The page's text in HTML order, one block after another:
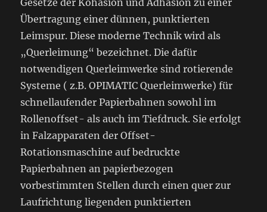
Gesetze der Kohäsion und Adhäsion zu einer
Übertragung einer dünnen, punktierten
Leimspur. Diese moderne Technik wird als
„Querleimung“ bezeichnet. Die dafür
notwendigen Querleimwerke sind rotierende
Systeme ( z.B. OPIMATIC Querleimwerke) für
schnellaufender Papierbahnen sowohl im
Rollenoffset- als auch im Tiefdruck. Sie erfolgt
in Falzapparaten der Offset-
Rotationsmaschine auf bedruckte
Papierbahnen an papierbezogen
vorbestimmten Stellen durch einen quer zur
Laufrichtung liegenden punktierten